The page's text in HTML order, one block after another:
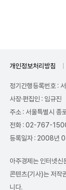
개인정보처리방침
정기간행등록번호 :
사장·편집인 : 임규진
주소 : 서울특별시
전화 : 02-767-
등록일자 : 2008년
아주경제는 인터넷신
콘텐츠(기사)는 저작
니다.